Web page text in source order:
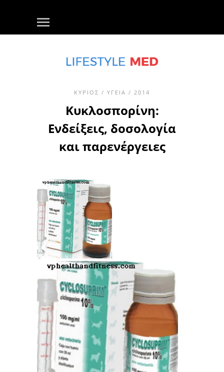
ΚΎΡΙΟΣ / ΥΓΕΊΑ / 2014
Κυκλοσπορίνη:
Ενδείξεις, δοσολογία
και παρενέργειες